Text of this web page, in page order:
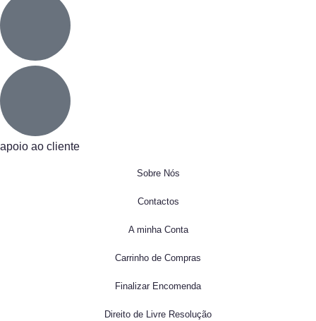
apoio ao cliente
Sobre Nós
Contactos
A minha Conta
Carrinho de Compras
Finalizar Encomenda
Direito de Livre Resolução